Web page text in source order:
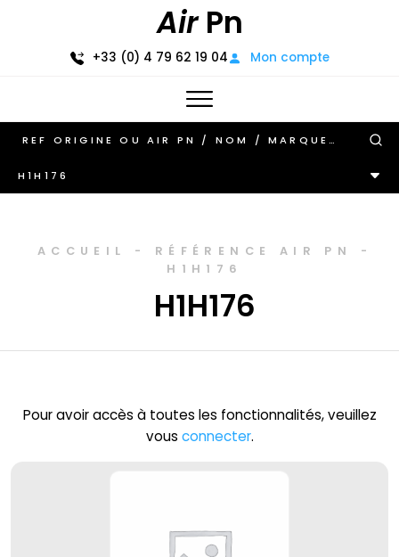
AirPn
+33 (0) 4 79 62 19 04 Mon compte
H1H176
ACCUEIL - RÉFÉRENCE AIR PN
-
H1H176
H1H176
Pour avoir accès à toutes les fonctionnalités, veuillez
vous connecter.